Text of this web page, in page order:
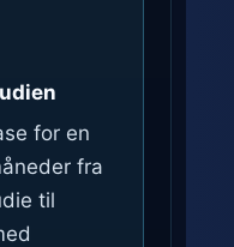
for en
fra
til